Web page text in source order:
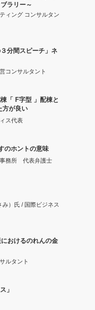
ラリー～
ィング コンサルタン
分間スピーチ」ネ
コンサルタント
「 F字型 」配棟と
方が良い
ス代表
のホントの意味
事務所 代表弁護士
）氏 / 国際ビジネス
おけるのれんの金
ルタント
」